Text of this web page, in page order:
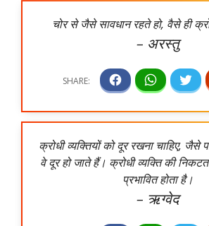
चोर से जैसे सावधान रहते हो, वैसे ही
– अरस्तु
क्रोधी व्यक्तियों को दूर रखना चाहिए, जैसे
वे दूर हो जाते हैं। क्रोधी व्यक्ति की
प्रभावित होता है।
– ऋग्वेद